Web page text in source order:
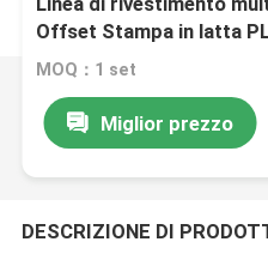
Offset Stampa in latta
MOQ：1 set
Miglior prezzo
DESCRIZIONE DI